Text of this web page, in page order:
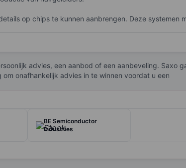
op chips te kunnen aanbrengen. Deze systemen
worden gebruikt in smartphones, datacenters en
inspectietools, evenals lifecycle-diensten voor
de toeleveringsketen van halfgeleiders over de hele
nog geavanceerdere lithografie en ondersteuning
advies, een aanbod of een aanbeveling. Saxo
onafhankelijk advies in te winnen voordat u een
BE Semiconductor
Industries